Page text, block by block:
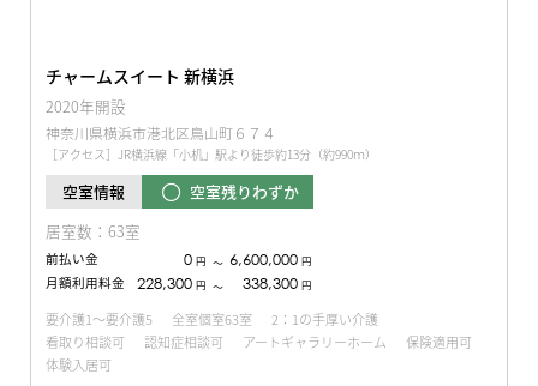
チャームスイート 新横浜
2020年開設
神奈川県横浜市港北区鳥山町６７４
［アクセス］JR横浜線「小机」駅より徒歩約13分（約990ｍ）
空室情報
空室残りわずか
居室数：63室
前払い金 0 円 〜 6,600,000 円
月額利用料金 228,300 円 〜 338,300 円
要介護1～要介護5 全室個室63室
2：1の手厚い介護
看取り相談可
認知症相談可 アートギャラリーホーム
保険適用可
体験入居可